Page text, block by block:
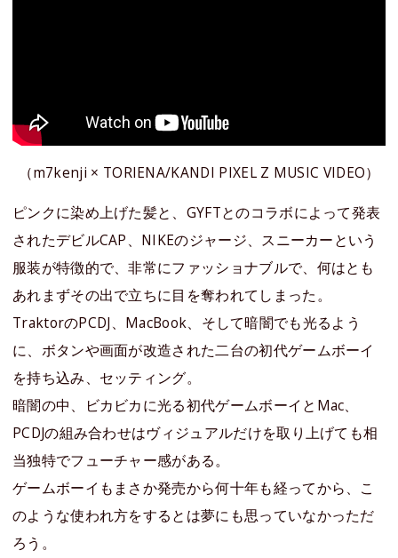
（m7kenji × TORIENA/KANDI PIXEL Z MUSIC VIDEO）
ピンクに染め上げた髪と、GYFTとのコラボによって発表
されたデビルCAP、NIKEのジャージ、スニーカーという
服装が特徴的で、非常にファッショナブルで、何はとも
あれまずその出で立ちに目を奪われてしまった。
TraktorのPCDJ、MacBook、そして暗闇でも光るよう
に、ボタンや画面が改造された二台の初代ゲームボーイ
を持ち込み、セッティング。
暗闇の中、ビカビカに光る初代ゲームボーイとMac、
PCDJの組み合わせはヴィジュアルだけを取り上げても相
当独特でフューチャー感がある。
ゲームボーイもまさか発売から何十年も経ってから、こ
のような使われ方をするとは夢にも思っていなかっただ
ろう。